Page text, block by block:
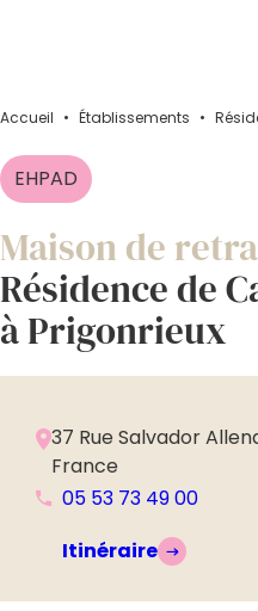
Accueil • Établissements •
EHPAD
Maison de
Résidence de
à Prigonrieux
37 Rue Salvador
France
05 53 73 49 00
Itinéraire